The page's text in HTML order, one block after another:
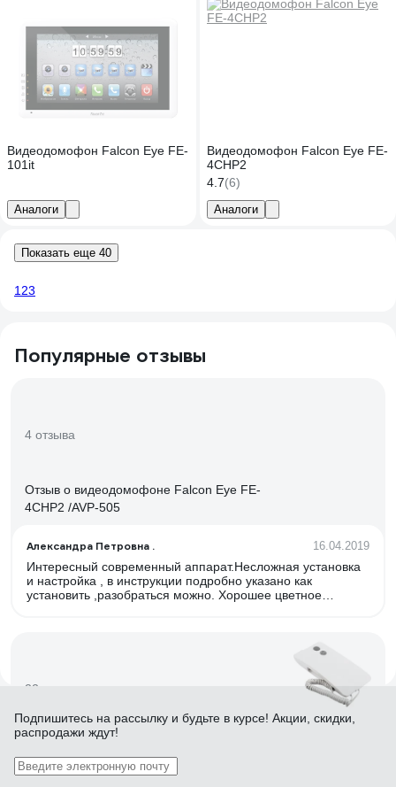
Видеодомофон Falcon Eye FE-
101it
Аналоги
Видеодомофон Falcon Eye FE-
4CHP2
4.7(6)
Аналоги
Показать еще 40
1 23
Популярные отзывы
4 отзыва
Отзыв о видеодомофоне Falcon Eye FE-
4CHP2 /AVP-505
Александра Петровна . 16.04.2019
Интересный современный аппарат.Несложная установка
и настройка , в инструкции подробно указано как
установить ,разобраться можно. Хорошее цветное
22 отзыва
Отзыв о трубке домофона REXANT с
индикатором и отключением звука RX-346
Premium 45-0346
Подпишитесь на рассылку и будьте в курсе! Акции, скидки,
распродажи ждут!